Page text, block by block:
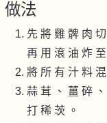
做法
先 將 雞 髀 肉
再 用 滾 油 炸 至
將 所 有 汁 料
蒜 茸 、 薑 碎
打 稀 茨 。